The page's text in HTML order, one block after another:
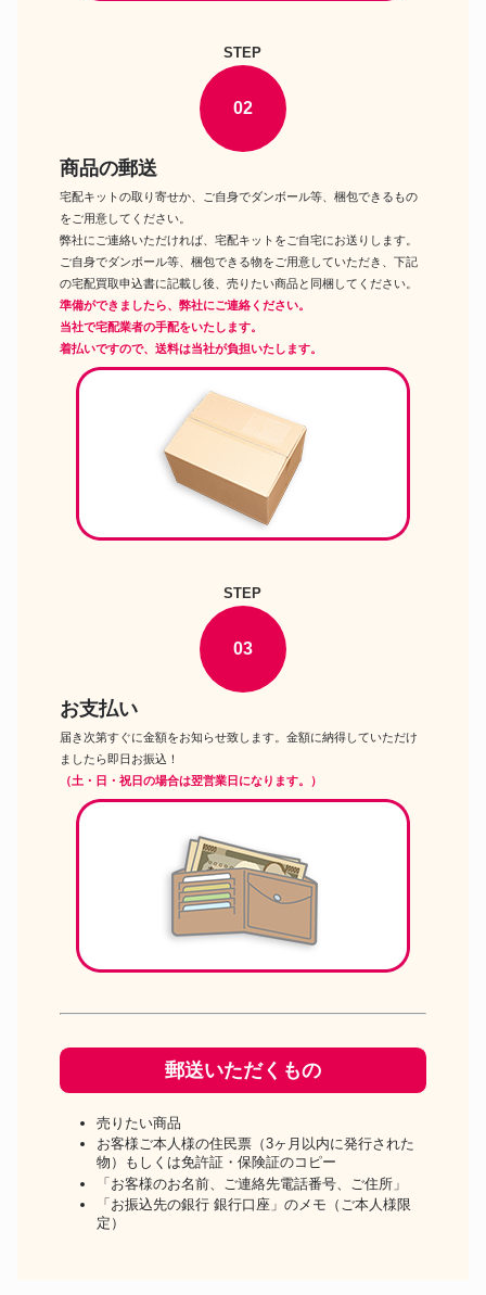
たたみスモーカー M-6547
ソト たくみ香房 スモークチップ
ス3種 スモークウッド3種 セット
STEP
02
商品の郵送
宅配キットの取り寄せか、ご自身でダンボール等、梱包できるもの
をご用意してください。
弊社にご連絡いただければ、宅配キットをご自宅にお送りします。
ご自身でダンボール等、梱包できる物をご用意していただき、下記
の宅配買取申込書に記載し後、売りたい商品と同梱してください。
準備ができましたら、弊社にご連絡ください。
当社で宅配業者の手配をいたします。
着払いですので、送料は当社が負担いたします。
STEP
03
お支払い
届き次第すぐに金額をお知らせ致します。金額に納得していただけ
ましたら即日お振込！
（土・日・祝日の場合は翌営業日になります。）
郵送いただくもの
売りたい商品
お客様ご本人様の住民票（3ヶ月以内に発行された
物）もしくは免許証・保険証のコピー
「お客様のお名前、ご連絡先電話番号、ご住所」
「お振込先の銀行 銀行口座」のメモ（ご本人様限
定）